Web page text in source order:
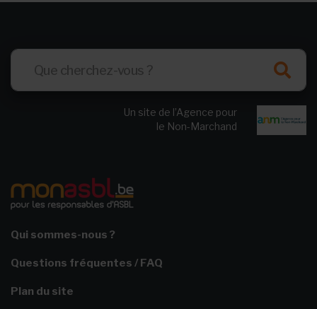
Un site de l’Agence pour
le Non-Marchand
Qui sommes-nous ?
Questions fréquentes / FAQ
Plan du site